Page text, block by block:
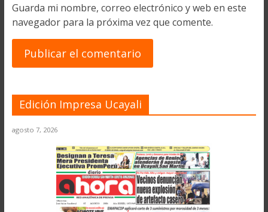
Guarda mi nombre, correo electrónico y web en este
navegador para la próxima vez que comente.
Edición Impresa Ucayali
agosto 7, 2026